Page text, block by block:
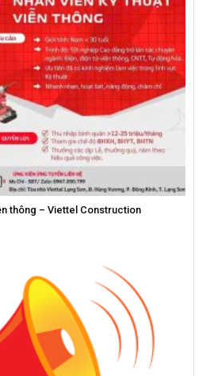
thông – Viettel Construction